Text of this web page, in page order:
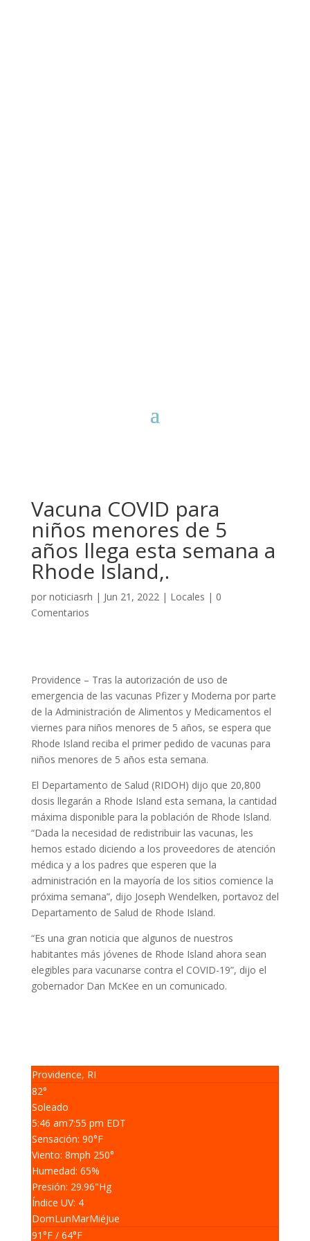
Vacuna COVID para
niños menores de 5
años llega esta semana a
Rhode Island,.
por noticiasrh | Jun 21, 2022| Locales | 0
Comentarios
Providence – Tras la autorización de uso de
emergencia de las vacunas Pfizer y Moderna por parte
de la Administración de Alimentos y Medicamentos el
viernes para niños menores de 5 años, se espera que
Rhode Island reciba el primer pedido de vacunas para
niños menores de 5 años esta semana.
El Departamento de Salud (RIDOH) dijo que 20,800
dosis llegarán a Rhode Island esta semana, la cantidad
máxima disponible para la población de Rhode Island.
“Dada la necesidad de redistribuir las vacunas, les
hemos estado diciendo a los proveedores de atención
médica y a los padres que esperen que la
administración en la mayoría de los sitios comience la
próxima semana”, dijo Joseph Wendelken, portavoz del
Departamento de Salud de Rhode Island.
“Es una gran noticia que algunos de nuestros
habitantes más jóvenes de Rhode Island ahora sean
elegibles para vacunarse contra el COVID-19”, dijo el
gobernador Dan McKee en un comunicado.
Providence, RI
82°
Soleado
5:46 am7:55 pm EDT
Sensación: 90°F
Viento: 8mph 250°
Humedad: 65%
Presión: 29.96"Hg
Índice UV: 4
DomLunMarMiéJue
91°F/ 64°F